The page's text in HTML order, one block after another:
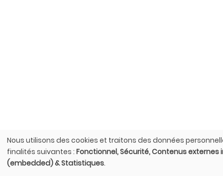
Utilisation
des
données
Nous utilisons des cookies et traitons des données
finalités suivantes : Fonctionnel, Sécurité, Contenus externes
(embedded) & Statistiques.